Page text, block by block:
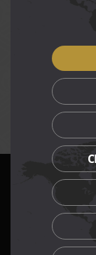
促销可每日
享有促销价
惠。
折扣在消费
价格不包括
樂天集团保
我